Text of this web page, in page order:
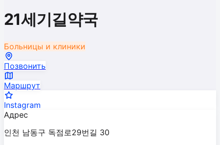
21세기길약국
Больницы и клиники
Позвонить
Маршрут
Instagram
Адрес
인천 남동구 독점로29번길 30